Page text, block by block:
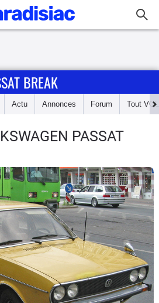
BREAK
Actu Annonces Forum Tout
PASSAT